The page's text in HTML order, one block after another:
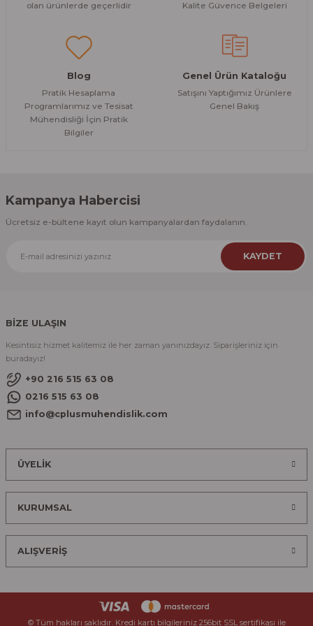
olan ürünlerde geçerlidir
Kalite Güvence Belgeleri
Blog
Pratik Hesaplama
Programlarımız ve Tesisat
Mühendisliği İçin Pratik
Bilgiler
Genel Ürün Kataloğu
Satışını Yaptığımız Ürünlere
Genel Bakış
Kampanya Habercisi
Ücretsiz e-bültene kayıt olun kampanyalardan faydalanın.
KAYDET
BİZE ULAŞIN
Kesintisiz hizmet kalitemiz ile her zaman yanınızdayız. Siparişleriniz için
buradayız!
+90 216 515 63 08
0216 515 63 08
info@cplusmuhendislik.com
ÜYELİK
KURUMSAL
ALIŞVERİŞ
© Tüm hakları saklıdır. Kredi kartı bilgileriniz 256bit SSL sertifikası ile